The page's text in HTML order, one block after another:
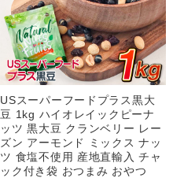
USスーパーフードプラス黒大
豆 1kg ハイオレイックピーナ
ッツ 黒大豆 クランベリー レー
ズン アーモンド ミックス ナッ
ツ 食塩不使用 産地直輸入 チャ
ック付き袋 おつまみ おやつ